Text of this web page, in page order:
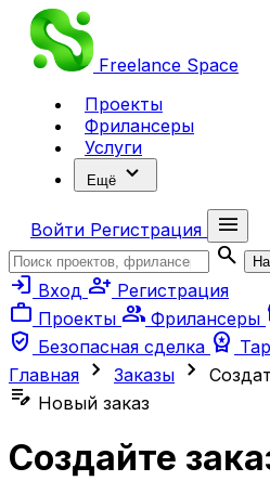
Freelance Space
Проекты
Фрилансеры
Услуги
Ещё expand_more
Войти Регистрация
menu
search
login Вход person_add Регистрация
work Проекты group Фрилансеры
verified_user Безопасная сделка workspace_premium
Главная chevron_right Заказы chevron_right
edit_note Новый заказ
Создайте